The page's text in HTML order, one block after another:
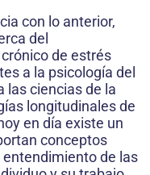
con lo anterior,
del
de estrés
a la psicología del
las ciencias de la
longitudinales de
en día existe un
conceptos
de las